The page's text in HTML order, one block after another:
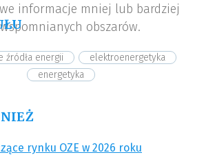
informacje mniej lub bardziej
obszarów.
źródła energii
elektroenergetyka
energetyka